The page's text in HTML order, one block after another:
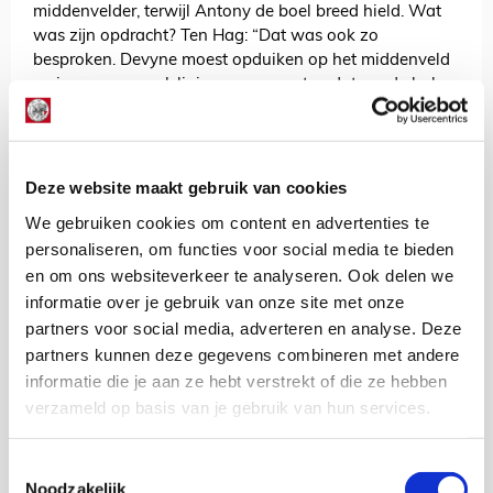
Deze website maakt gebruik van cookies
We gebruiken cookies om content en advertenties te
personaliseren, om functies voor social media te bieden
en om ons websiteverkeer te analyseren. Ook delen we
informatie over je gebruik van onze site met onze
partners voor social media, adverteren en analyse. Deze
partners kunnen deze gegevens combineren met andere
informatie die je aan ze hebt verstrekt of die ze hebben
verzameld op basis van je gebruik van hun services.
Noodzakelijk
middenvelder, terwijl Antony de boel breed hield. Wat
was zijn opdracht? Ten Hag: “Dat was ook zo
besproken. Devyne moest opduiken op het middenveld
en in onze aanvalslinies op momenten dat we de bal
hadden. Dat deed hij prima.”
Na een kleine zeventig minuten mocht Rensch – weer
wedstrijd. Hij werd afgelost door ‘de frisse’ Perr Schuurs,
waardoor Jurriën Timber het duel afmaakte op de
rechtsachterpositie.
AANBEVOLEN
Volg Lucky en Ajax Kids
Club via Instagram!